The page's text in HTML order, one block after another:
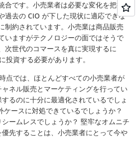
合です。小売業者は必要な変化を把握
過去の CIO が下した現状に適応できな
制約されています。小売業は商品販売
いますがテクノロジーの面ではそうで
次世代のコマースを真に実現するに
投資する必要があります。
点では、ほとんどすべての小売業者が
ネル販売とマーケティングを行ってい
るのに十分に最適化されているでしょ
ケースに対処できているでしょうか？
ームレスでしょうか？ 堅牢なオムニチ
先することは、小売業者にとって今や